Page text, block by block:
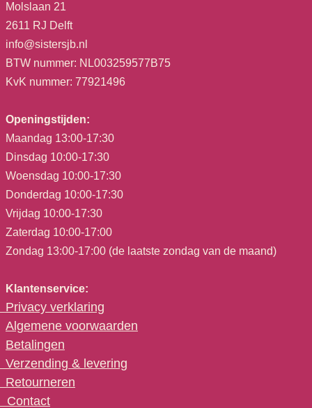
Molslaan 21
2611 RJ Delft
info@sistersjb.nl
BTW nummer: NL003259577B75
KvK nummer: 77921496
Openingstijden:
Maandag 13:00-17:30
Dinsdag 10:00-17:30
Woensdag 10:00-17:30
Donderdag 10:00-17:30
Vrijdag 10:00-17:30
Zaterdag 10:00-17:00
Zondag 13:00-17:00 (de laatste zondag van de maand)
Klantenservice:
Privacy verklaring
Algemene voorwaarden
Betalingen
Verzending & levering
Retourneren
Contact